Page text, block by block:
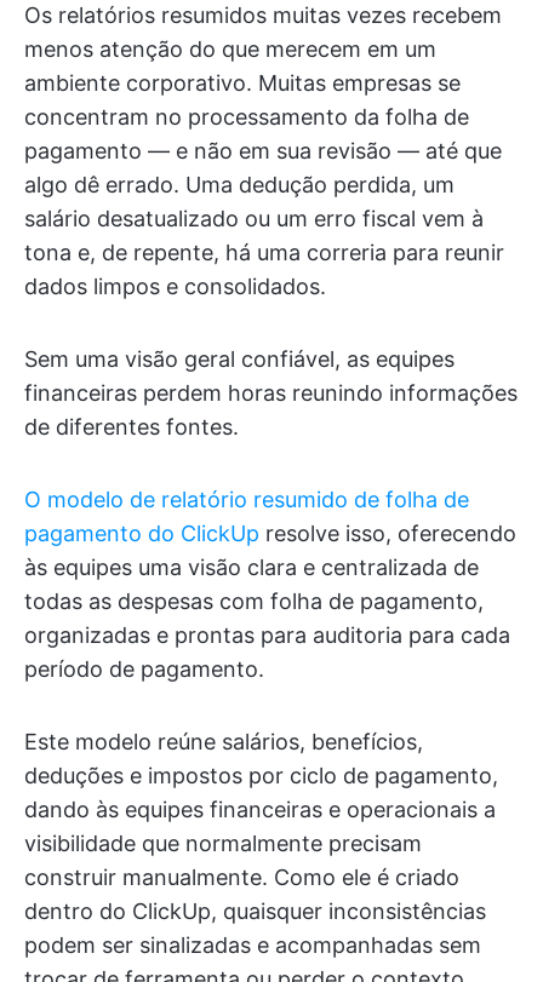
Os relatórios resumidos muitas vezes recebem
menos atenção do que merecem em um
ambiente corporativo. Muitas empresas se
concentram no processamento da folha de
pagamento — e não em sua revisão — até que
algo dê errado. Uma dedução perdida, um
salário desatualizado ou um erro fiscal vem à
tona e, de repente, há uma correria para reunir
dados limpos e consolidados.
Sem uma visão geral confiável, as equipes
financeiras perdem horas reunindo informações
de diferentes fontes.
O modelo de relatório resumido de folha de
pagamento do ClickUp resolve isso, oferecendo
às equipes uma visão clara e centralizada de
todas as despesas com folha de pagamento,
organizadas e prontas para auditoria para cada
período de pagamento.
Este modelo reúne salários, benefícios,
deduções e impostos por ciclo de pagamento,
dando às equipes financeiras e operacionais a
visibilidade que normalmente precisam
construir manualmente. Como ele é criado
dentro do ClickUp, quaisquer inconsistências
podem ser sinalizadas e acompanhadas sem